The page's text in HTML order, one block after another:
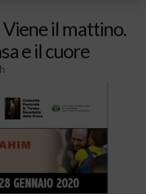
il mattino.
e il cuore